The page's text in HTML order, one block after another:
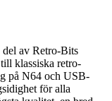
av Retro-Bits
klassiska retro-
på N64 och USB-
för alla